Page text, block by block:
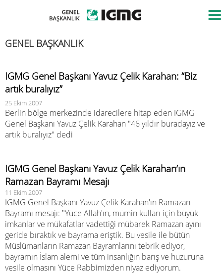
GENEL BAŞKANLIK
IGMG Genel Başkanı Yavuz Çelik Karahan: “Biz
artık buralıyız”
25 Ekim 2007
Berlin bölge merkezinde idarecilere hitap eden IGMG
Genel Başkanı Yavuz Çelik Karahan "46 yıldır buradayız ve
artık buralıyız" dedi
IGMG Genel Başkanı Yavuz Çelik Karahan’ın
Ramazan Bayramı Mesajı
11 Ekim 2007
IGMG Genel Başkanı Yavuz Çelik Karahan'ın Ramazan
Bayramı mesajı: "Yüce Allah'ın, mümin kulları için büyük
imkanlar ve mükafatlar vadettiği mübarek Ramazan ayını
geride bıraktık ve bayrama eriştik. Bu vesile ile bütün
Müslümanların Ramazan Bayramlarını tebrik ediyor,
bayramın İslam alemi ve tüm insanlığın barış ve huzuruna
vesile olmasını Yüce Rabbimizden niyaz ediyorum.